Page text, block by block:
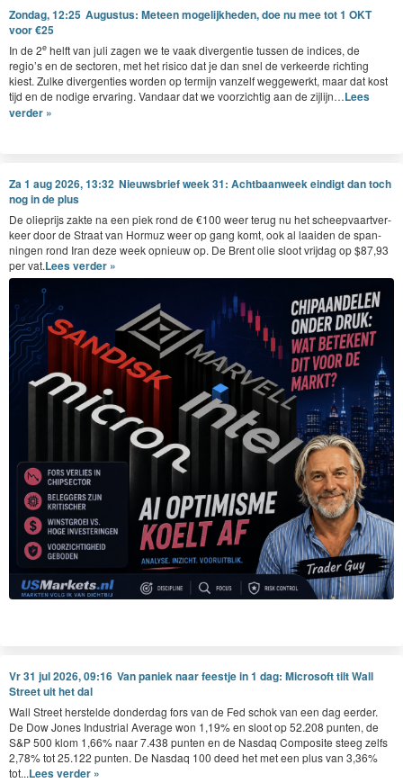
Zondag, 12:25 Augustus: Meteen mogelijkheden, doe nu mee tot 1 OKT
voor €25
In de 2e helft van juli zagen we te vaak diver­gen­tie tussen de indices, de
regio’s en de sec­toren, met het risi­co dat je dan snel de ver­keerde richt­ing
kiest. Zulke diver­gen­ties wor­den op ter­mi­jn vanzelf weggew­erkt, maar dat kost
tijd en de nodi­ge ervar­ing. Van­daar dat we voorzichtig aan de zijlijn…Lees
verder »
Za 1 aug 2026, 13:32 Nieuwsbrief week 31: Achtbaanweek eindigt dan toch
nog in de plus
De oliepri­js zak­te na een piek rond de €100 weer terug nu het scheep­vaartver­
keer door de Straat van Hor­muz weer op gang komt, ook al laaiden de span­
nin­gen rond Iran deze week opnieuw op. De Brent olie sloot vri­jdag op $87,93
per vat.Lees verder »
Vr 31 jul 2026, 09:16 Van paniek naar feestje in 1 dag: Microsoft tilt Wall
Street uit het dal
Wall Street herstelde donderdag fors van de Fed schok van een dag eerder.
De Dow Jones Industrial Average won 1,19% en sloot op 52.208 punten, de
S&P 500 klom 1,66% naar 7.438 punten en de Nasdaq Composite steeg zelfs
2,78% tot 25.122 punten. De Nasdaq 100 deed het met een plus van 3,36%
tot...Lees verder »